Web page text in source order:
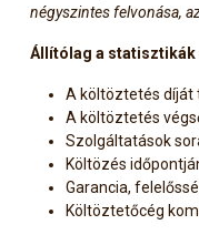
négyszintes felvonása,
Állítólag a statisztikák
A költöztetés díját
A költöztetés
Szolgáltatások
Költözés
Garancia,
Költöztetőcég